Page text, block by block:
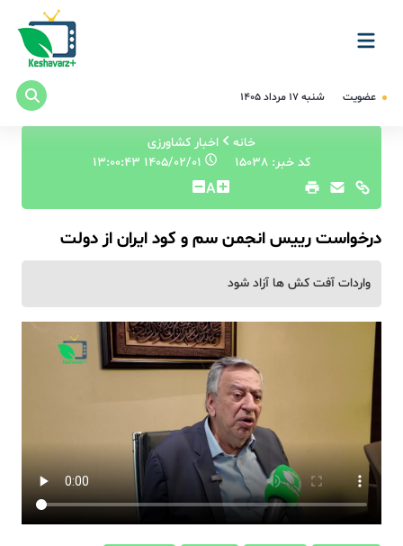
عضویت شنبه ۱۷ مرداد ۱۴۰۵
خانه
اخبار کشاورزی
کد خبر: 15038
A
درخواست رییس انجمن سم و کود ایران از دولت
️واردات آفت کش ها آزاد شود